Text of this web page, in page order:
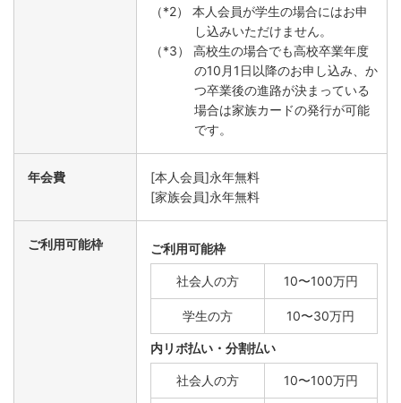
（*2） 本人会員が学生の場合にはお申
し込みいただけません。
（*3） 高校生の場合でも高校卒業年度
の10月1日以降のお申し込み、か
つ卒業後の進路が決まっている
場合は家族カードの発行が可能
です。
年会費
[本人会員]永年無料
[家族会員]永年無料
ご利用可能枠 ご利用可能枠
社会人の方 10〜100万円
学生の方 10〜30万円
内リボ払い・分割払い
社会人の方 10〜100万円